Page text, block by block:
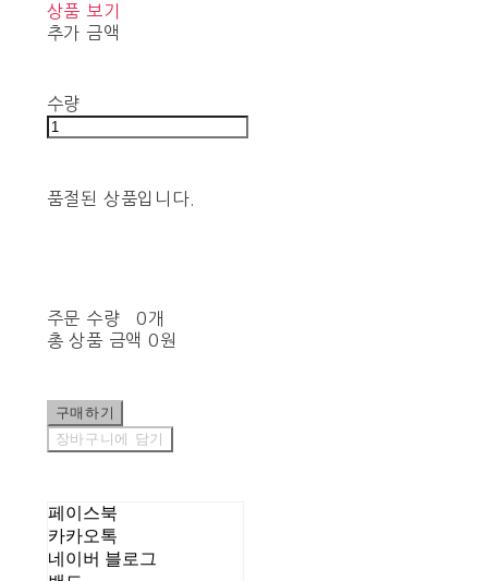
상품 보기
추가 금액
수량
품절된 상품입니다.
주문 수량
0개
총 상품 금액 0원
구매하기
장바구니에 담기
페이스북
카카오톡
네이버 블로그